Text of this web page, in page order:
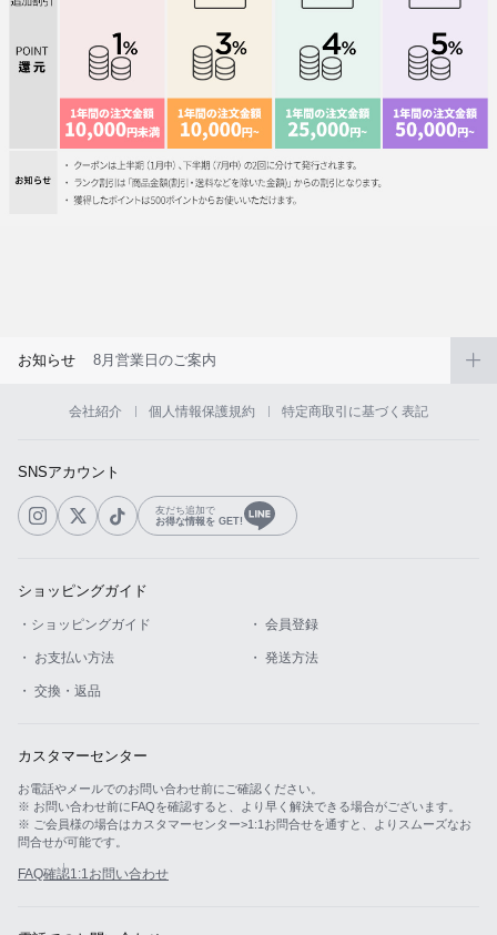
お知らせ 8月営業日のご案内
会社紹介 個人情報保護規約 特定商取引に基づく表記
SNSアカウント
友だち追加で
お得な情報を GET!
ショッピングガイド
・ショッピングガイド ・ 会員登録
・ お支払い方法 ・ 発送方法
・ 交換・返品
カスタマーセンター
お電話やメールでのお問い合わせ前にご確認ください。
※ お問い合わせ前にFAQを確認すると、より早く解決できる場合がございます。
※ ご会員様の場合はカスタマーセンター>1:1お問合せを通すと、よりスムーズなお
問合せが可能です。
FAQ確認1:1お問い合わせ